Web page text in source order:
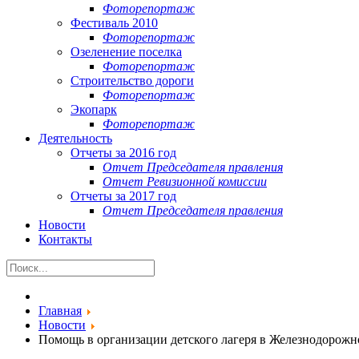
Фоторепортаж
Фестиваль 2010
Фоторепортаж
Озеленение поселка
Фоторепортаж
Строительство дороги
Фоторепортаж
Экопарк
Фоторепортаж
Деятельность
Отчеты за 2016 год
Отчет Председателя правления
Отчет Ревизионной комиссии
Отчеты за 2017 год
Отчет Председателя правления
Новости
Контакты
Главная
Новости
Помощь в организации детского лагеря в